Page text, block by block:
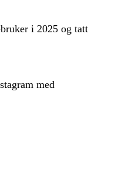
i 2025 og tatt
med